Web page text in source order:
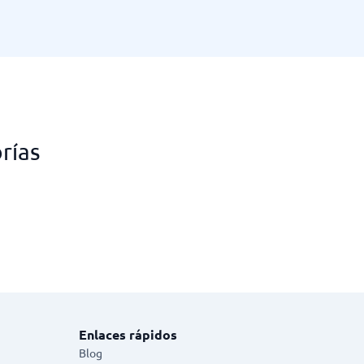
Enlaces rápidos
Blog